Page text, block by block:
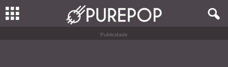
Publicidade